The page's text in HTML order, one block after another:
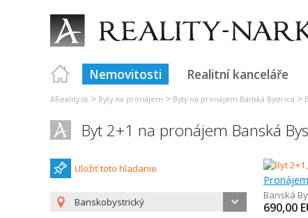
Nemovitosti Realitní kanceláře
AReality.sk > Byty na pronájem > Byty na pronájem Banská Bystrica >
Byt 2+1 na pronájem Banská
Uložiť toto hladanie
Banskobystrický
Banská
690,00